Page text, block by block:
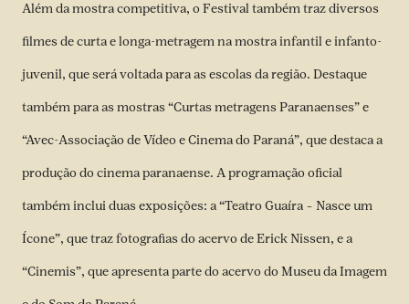
Além da mostra competitiva, o Festival também traz diversos
filmes de curta e longa-metragem na mostra infantil e infanto-
juvenil, que será voltada para as escolas da região. Destaque
também para as mostras “Curtas metragens Paranaenses” e
“Avec-Associação de Vídeo e Cinema do Paraná”, que destaca a
produção do cinema paranaense. A programação oficial
também inclui duas exposições: a “Teatro Guaíra – Nasce um
Ícone”, que traz fotografias do acervo de Erick Nissen, e a
“Cinemis”, que apresenta parte do acervo do Museu da Imagem